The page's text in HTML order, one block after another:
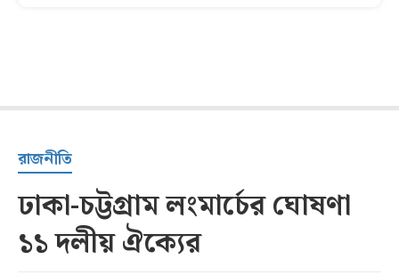
রাজনীতি
ঢাকা-চট্টগ্রাম লংমার্চের ঘোষণা
১১ দলীয় ঐক্যের